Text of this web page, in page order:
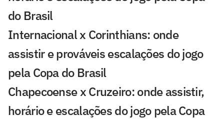
do Brasil
Internacional x Corinthians: onde
assistir e prováveis escalações do jogo
pela Copa do Brasil
Chapecoense x Cruzeiro: onde assistir,
horário e escalações do jogo pela Copa